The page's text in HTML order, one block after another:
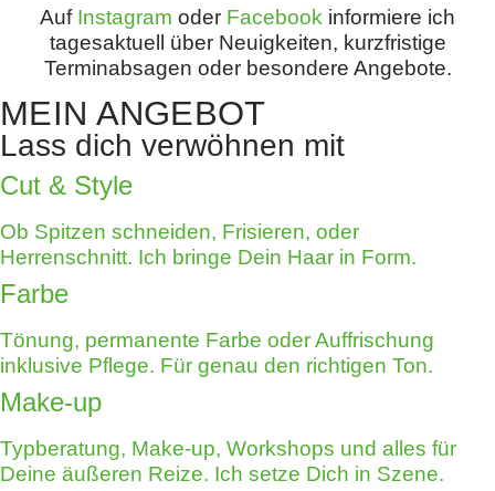
Auf Instagram oder Facebook informiere ich
tagesaktuell über Neuigkeiten, kurzfristige
Terminabsagen oder besondere Angebote.
MEIN ANGEBOT
Lass dich verwöhnen mit
Cut & Style
Ob Spitzen schneiden, Frisieren, oder
Herrenschnitt. Ich bringe Dein Haar in Form.
Farbe
Tönung, permanente Farbe oder Auffrischung
inklusive Pflege. Für genau den richtigen Ton.
Make-up
Typberatung, Make-up, Workshops und alles für
Deine äußeren Reize. Ich setze Dich in Szene.